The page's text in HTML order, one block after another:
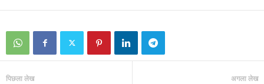
पिछला लेख अगला लेख